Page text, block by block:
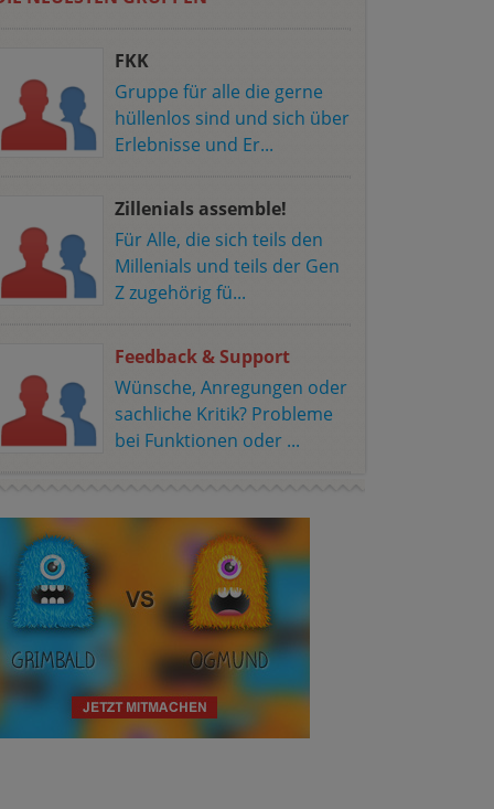
FKK
Gruppe für alle die gerne
hüllenlos sind und sich über
Erlebnisse und Er...
Zillenials assemble!
Für Alle, die sich teils den
Millenials und teils der Gen
Z zugehörig fü...
Feedback & Support
Wünsche, Anregungen oder
sachliche Kritik? Probleme
bei Funktionen oder ...